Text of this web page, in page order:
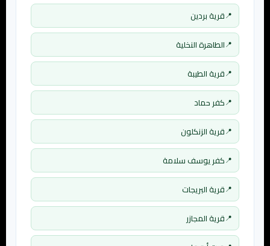
قرية بردين
الطاهرة النخلية
قرية الطيبة
كفر حماد
قرية الزنكلون
كفر يوسف سلامة
قرية البريجات
قرية المجازر